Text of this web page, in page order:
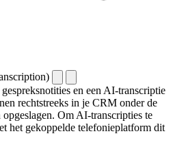
en een AI-transcriptie
rechtstreeks in je CRM onder de
Om AI-transcripties te
het gekoppelde telefonieplatform dit